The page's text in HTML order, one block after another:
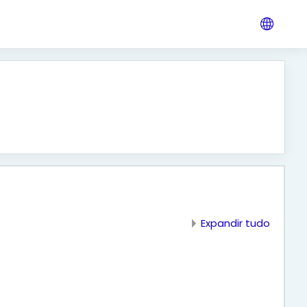
Expandir tudo